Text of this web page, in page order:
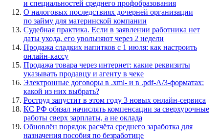
и специальностей среднего профобразования
О налоговых последствиях дочерней организации
по займу для материнской компании
Судебная практика. Если в заявлении работника нет
даты ухода, его увольняют через 2 недели
Продажа сладких напитков с 1 июля: как настроить
онлайн-кассу
Продажа товара через интернет: какие реквизиты
указывать продавцу и агенту в чеке
Электронные договоры в .xml- и в .pdf-А/3-форматах:
какой из них выбрать?
Роструд запустит в этом году 3 новых онлайн-сервиса
КС РФ обязал начислять компенсации за сверхурочные
работы сверх зарплаты, а не оклада
Обновлён порядок расчёта среднего заработка для
назначения пособия по безработице